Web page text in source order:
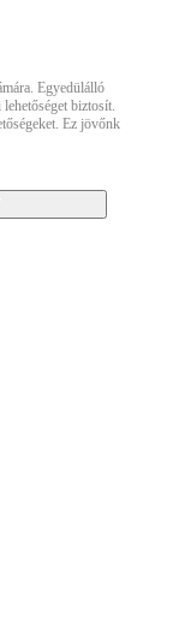
Egyedülálló
lehetőséget biztosít.
Ez jövőnk